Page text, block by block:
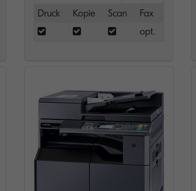
Druck
Kopie Scan
Fax
opt.